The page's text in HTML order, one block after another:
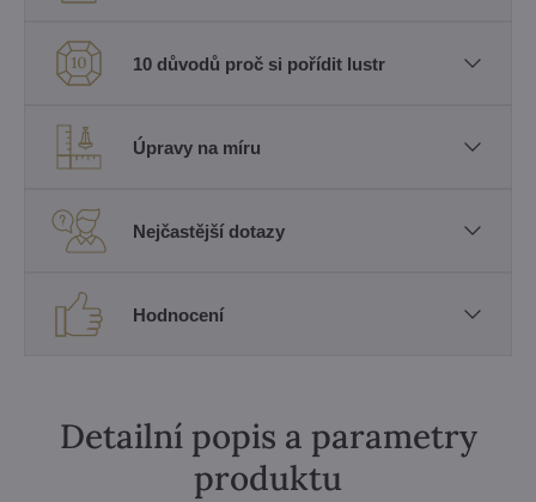
10 důvodů proč si pořídit lustr
Úpravy na míru
Nejčastější dotazy
Hodnocení
Detailní popis a parametry
produktu